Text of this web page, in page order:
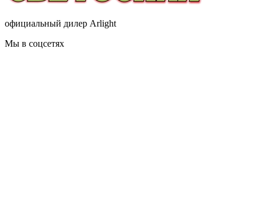
официальный дилер Arlight
Мы в соцсетях